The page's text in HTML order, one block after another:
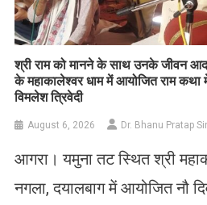
​श्री राम को मानने के साथ उनके जीवन
के महाकालेश्वर धाम में आयोजित राम
विमलेश त्रिवेदी
August 6, 2026 Dr. Bhanu Pratap
आगरा। यमुना तट स्थित श्री
नगला, दयालबाग में आयोजित नौ